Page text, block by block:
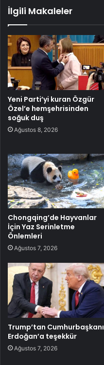
İlgili Makaleler
Yeni Parti’yi kuran Özgür
Özel’e hemşehrisinden
soğuk duş
Ağustos 8, 2026
Chongqing’de Hayvanlar
İçin Yaz Serinletme
Önlemleri
Ağustos 7, 2026
Trump’tan Cumhurbaşkanı
Erdoğan’a teşekkür
Ağustos 7, 2026